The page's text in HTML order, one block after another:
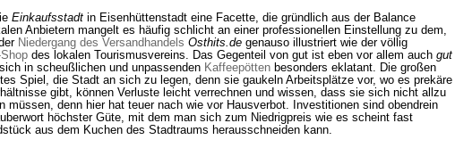
Einkaufsstadt in Eisenhüttenstadt eine Facette, die gründlich aus der Balance
Anbietern mangelt es häufig schlicht an einer professionellen Einstellung zu dem,
Niedergang des Versandhandels Osthits.de genauso illustriert wie der völlig
des lokalen Tourismusvereins. Das Gegenteil von gut ist eben vor allem auch gut
in scheußlichen und unpassenden Kaffeepötten besonders eklatant. Die großen
Spiel, die Stadt an sich zu legen, denn sie gaukeln Arbeitsplätze vor, wo es prekäre
gibt, können Verluste leicht verrechnen und wissen, dass sie sich nicht allzu
müssen, denn hier hat teuer nach wie vor Hausverbot. Investitionen sind obendrein
höchster Güte, mit dem man sich zum Niedrigpreis wie es scheint fast
aus dem Kuchen des Stadtraums herausschneiden kann.